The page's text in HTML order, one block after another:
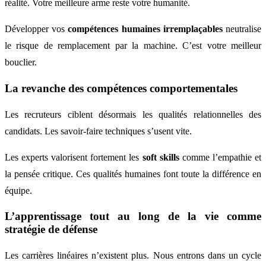
réalité. Votre meilleure arme reste votre humanité.
Développer voscompétences humaines irremplaçablesneutralise
le risque de remplacement par la machine. C’est votre meilleur
bouclier.
La revanche des compétences comportementales
Les recruteurs ciblent désormais les qualités relationnelles des
candidats. Les savoir-faire techniques s’usent vite.
Les experts valorisent fortement les soft skillscomme l’empathie et
la pensée critique. Ces qualités humaines font toute la différence en
équipe.
L’apprentissage tout au long de la vie comme
stratégie de défense
Les carrières linéaires n’existent plus. Nous entrons dans un cycle